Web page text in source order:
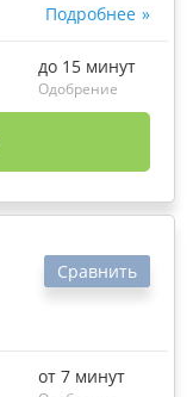
Подробнее
до 15 минут
Одобрение
Сравнить
от 7 минут